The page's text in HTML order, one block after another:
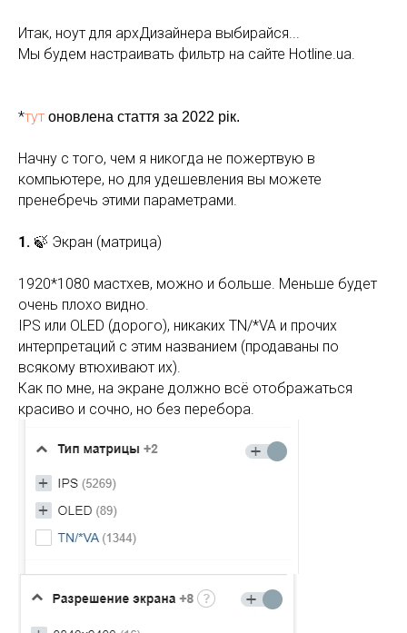
Итак, ноут для архДизайнера выбирайся...
Мы будем настраивать фильтр на сайте Hotline.ua.
*тут оновлена стаття за 2022 рік.
Начну с того, чем я никогда не пожертвую в
компьютере, но для удешевления вы можете
пренебречь этими параметрами.
1. 🍃 Экран (матрица)
1920*1080 мастхев, можно и больше. Меньше будет
очень плохо видно.
IPS или OLED (дорого), никаких TN/*VA и прочих
интерпретаций с этим названием (продаваны по
всякому втюхивают их).
Как по мне, на экране должно всё отображаться
красиво и сочно, но без перебора.